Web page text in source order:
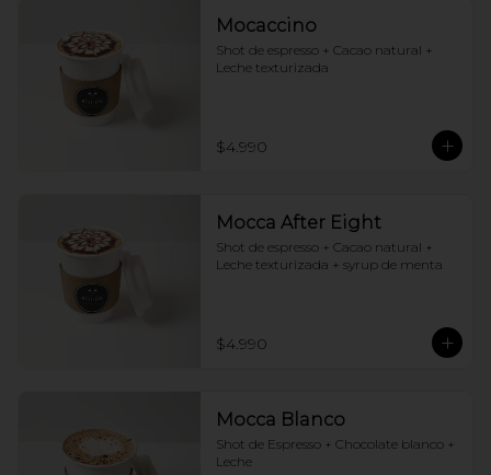
Mocaccino
Shot de espresso + Cacao natural +
Leche texturizada
$4.990
Mocca After Eight
Shot de espresso + Cacao natural +
Leche texturizada + syrup de menta
$4.990
Mocca Blanco
Shot de Espresso + Chocolate blanco +
Leche